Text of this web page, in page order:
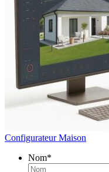
Configurateur Maison
Nom*